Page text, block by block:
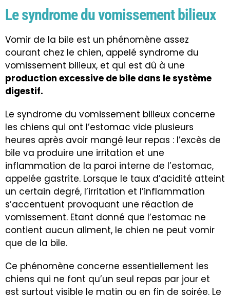
Le syndrome du vomissement bilieux
Vomir de la bile est un phénomène assez
courant chez le chien, appelé syndrome du
vomissement bilieux, et qui est dû à une
production excessive de bile dans le système
digestif.
Le syndrome du vomissement bilieux concerne
les chiens qui ont l’estomac vide plusieurs
heures après avoir mangé leur repas : l’excès de
bile va produire une irritation et une
inflammation de la paroi interne de l’estomac,
appelée gastrite. Lorsque le taux d’acidité atteint
un certain degré, l’irritation et l’inflammation
s’accentuent provoquant une réaction de
vomissement. Etant donné que l’estomac ne
contient aucun aliment, le chien ne peut vomir
que de la bile.
Ce phénomène concerne essentiellement les
chiens qui ne font qu’un seul repas par jour et
est surtout visible le matin ou en fin de soirée. Le